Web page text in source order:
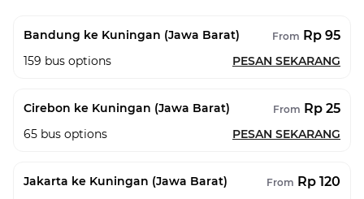
Bandung ke Kuningan (Jawa Barat) From Rp 95
159 bus options PESAN SEKARANG
Cirebon ke Kuningan (Jawa Barat) From Rp 25
65 bus options PESAN SEKARANG
Jakarta ke Kuningan (Jawa Barat) From Rp 120